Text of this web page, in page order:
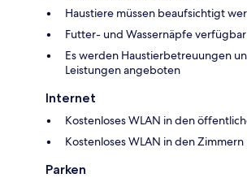
Haustiere müssen beaufsichtigt
Futter- und Wassernäpfe verfügbar
Es werden Haustierbetreuungen
Leistungen angeboten
Internet
Kostenloses WLAN in den
Kostenloses WLAN in den Zimmern
Parken